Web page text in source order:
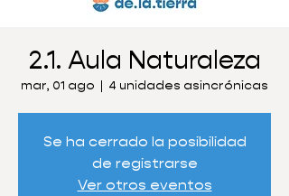
2.1. Aula Naturaleza
mar, 01 ago 4 unidades asincrónicas
Se ha cerrado la posibilidad
de registrarse
Ver otros eventos